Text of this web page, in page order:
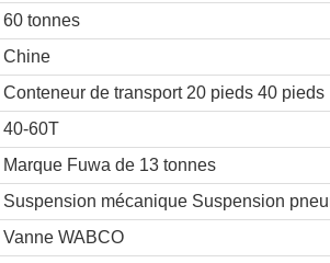
60 tonnes
Chine
Conteneur de transport 20 pieds 40 pieds
40-60T
Marque Fuwa de 13 tonnes
Suspension mécanique Suspension
Vanne WABCO